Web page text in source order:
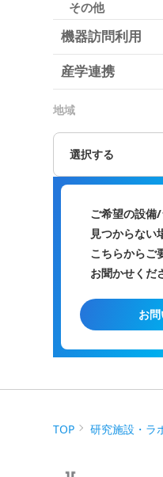
その他
機器訪問利用
産学連携
地域
選択する
ご希望の設備
見つからない
こちらからご
お聞かせくだ
お
TOP 研究施設・ラ